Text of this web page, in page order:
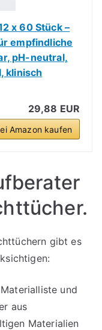
x 60 Stück –
empfindliche
pH-neutral,
klinisch
29,88 EUR
Amazon kaufen
gibt es
und
aus
Materialien